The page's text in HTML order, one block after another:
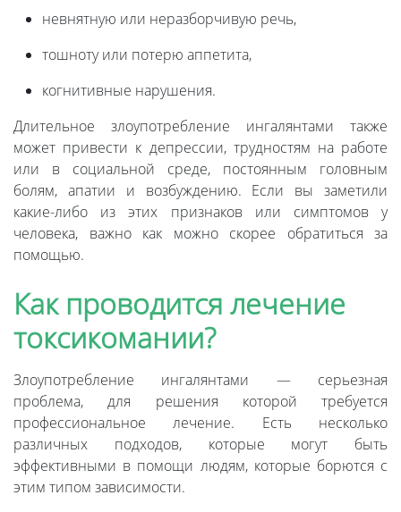
невнятную или неразборчивую речь,
тошноту или потерю аппетита,
когнитивные нарушения.
Длительное злоупотребление ингалянтами также
может привести к депрессии, трудностям на работе
или в социальной среде, постоянным головным
болям, апатии и возбуждению. Если вы заметили
какие-либо из этих признаков или симптомов у
человека, важно как можно скорее обратиться за
помощью.
Как проводится лечение
токсикомании?
Злоупотребление ингалянтами — серьезная
проблема, для решения которой требуется
профессиональное лечение. Есть несколько
различных подходов, которые могут быть
эффективными в помощи людям, которые борются с
этим типом зависимости.